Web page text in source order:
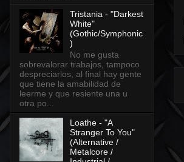
Tristania - "Darkest
White"
(Gothic/Symphonic
)
No me gusta
sobrevalorar trabajos, tampoco
despreciarlos, al final hay gente
que tiene la amabilidad de
leerme y que resiente una u
otra po...
Loathe - "A
Stranger To You"
(Alternative /
Metalcore /